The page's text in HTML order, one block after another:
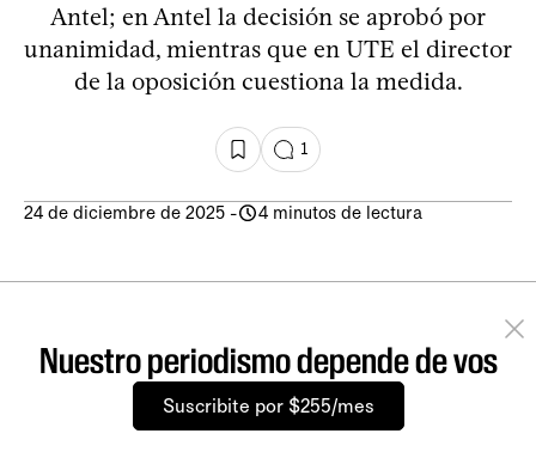
Antel; en Antel la decisión se aprobó por
unanimidad, mientras que en UTE el director
de la oposición cuestiona la medida.
1
24 de diciembre de 2025 - 4 minutos de lectura
Nuestro periodismo depende de vos
Suscribite por $255/mes